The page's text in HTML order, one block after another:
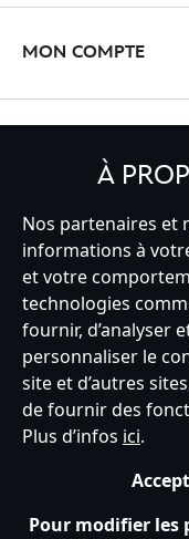
MON COMPTE
France
Service clients
Plan du site
Règles de
Politique de cookies
Conditions générales de
À
Nos partenaires et
informations à
et votre
technologies
fournir, d’analyser
personnaliser le
site et d’autres
de fournir des
Plus d’infos ici.
Pour modifier les